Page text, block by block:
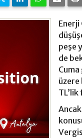
peşe
de
üzere